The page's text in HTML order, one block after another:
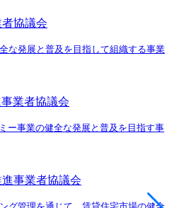
協議会
な発展と普及を目指して組織する事業
業者協議会
ー事業の健全な発展と普及を目指す事
事業者協議会